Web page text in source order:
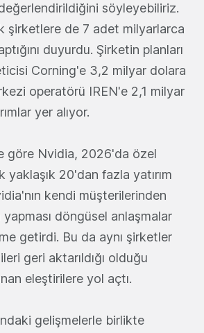
söyleyebiliriz.
şirketlere de 7 adet milyarlarca
duyurdu. Şirketin planları
Corning'e 3,2 milyar dolara
operatörü IREN'e 2,1 milyar
yer alıyor.
göre Nvidia, 2026'da özel
yaklaşık 20'dan fazla yatırım
kendi müşterilerinden
yapması döngüsel anlaşmalar
getirdi. Bu da aynı şirketler
geri aktarıldığı olduğu
eleştirilere yol açtı.
gelişmelerle birlikte